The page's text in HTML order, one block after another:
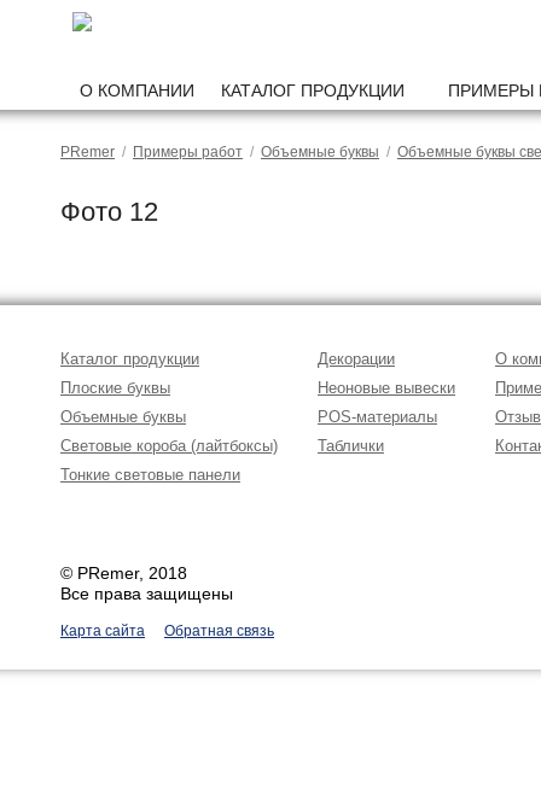
О КОМПАНИИ КАТАЛОГ ПРОДУКЦИИ ПРИМЕРЫ
PRemer / Примеры работ / Объемные буквы / Объемные буквы
Фото 12
Каталог продукции
Плоские буквы
Объемные буквы
Световые короба (лайтбоксы)
Тонкие световые панели
Декорации
Неоновые вывески
POS-материалы
Таблички
О
© PRemer, 2018
Все права защищены
Карта сайта Обратная связь